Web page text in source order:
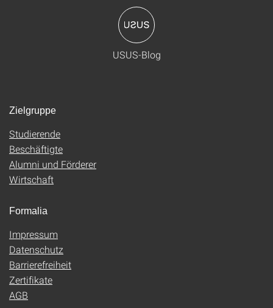
USUS-Blog
Zielgruppe
Studierende
Beschäftigte
Alumni und Förderer
Wirtschaft
Formalia
Impressum
Datenschutz
Barrierefreiheit
Zertifikate
AGB